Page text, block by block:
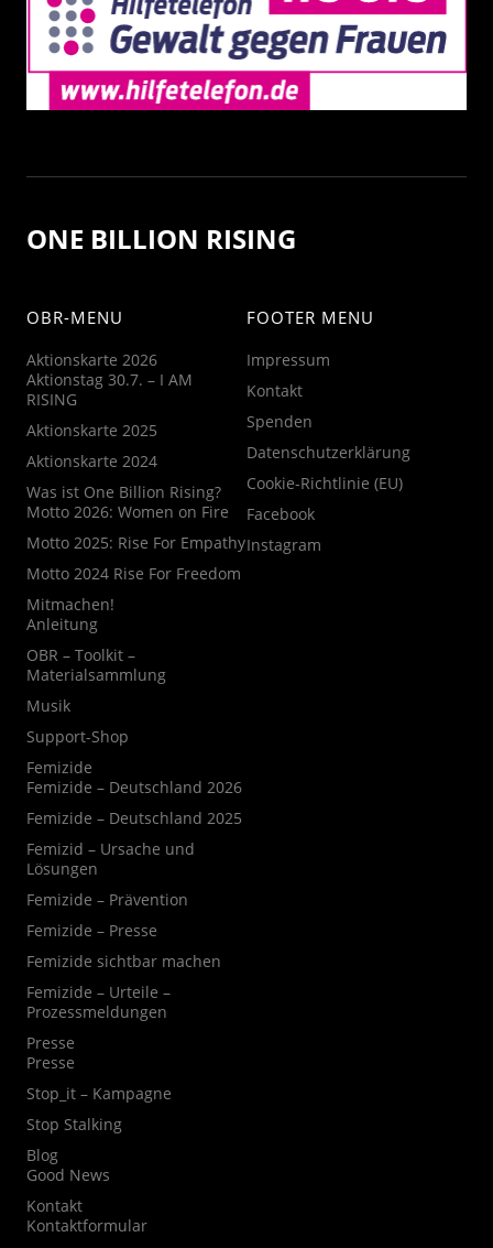
ONE BILLION RISING
OBR-MENU
Aktionskarte 2026
Aktionstag 30.7. – I AM
RISING
Aktionskarte 2025
Aktionskarte 2024
Was ist One Billion Rising?
Motto 2026: Women on Fire
Motto 2025: Rise For Empathy
Motto 2024 Rise For Freedom
Mitmachen!
Anleitung
OBR – Toolkit –
Materialsammlung
Musik
Support-Shop
Femizide
Femizide – Deutschland 2026
Femizide – Deutschland 2025
Femizid – Ursache und
Lösungen
Femizide – Prävention
Femizide – Presse
Femizide sichtbar machen
Femizide – Urteile –
Prozessmeldungen
Presse
Presse
Stop_it – Kampagne
Stop Stalking
Blog
Good News
Kontakt
Kontaktformular
FOOTER MENU
Impressum
Kontakt
Spenden
Datenschutzerklärung
Cookie-Richtlinie (EU)
Facebook
Instagram